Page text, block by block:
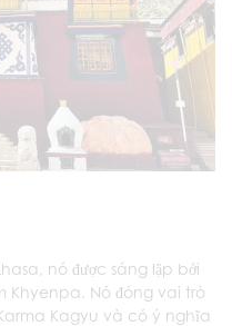
nó được sáng lập bởi
Khyenpa. Nó đóng vai trò
Kagyu và có ý nghĩa